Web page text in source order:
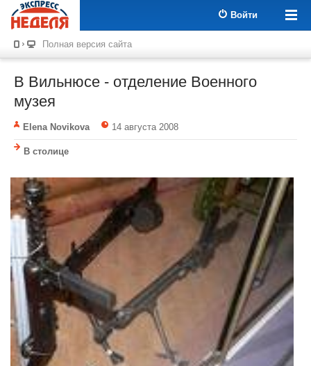
Войти
Полная версия сайта
В Вильнюсе - отделение Военного
музея
Elena Novikova 14 августа 2008
В столице